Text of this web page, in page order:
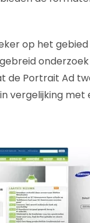
op het
de Portrait Ad
vergelijking